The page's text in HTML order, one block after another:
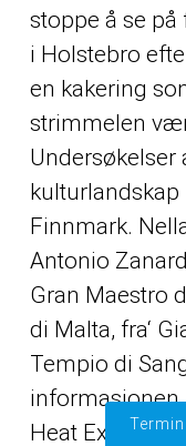
stoppe å se
i Holstebro
en kakering
strimmelen
Undersøkelser
Finnmark.
Antonio
Gran Maestro
di Malta, fra‘
Tempio di
informasjonen
Heat